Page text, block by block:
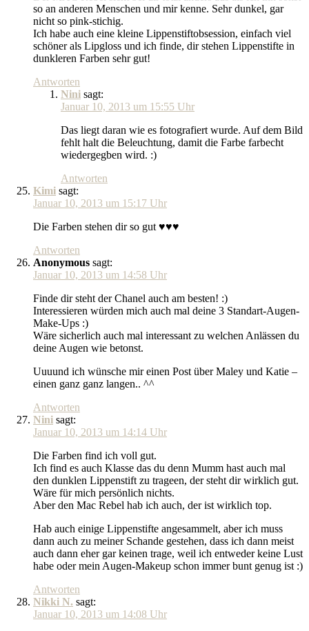
so an anderen Menschen und mir kenne. Sehr dunkel, gar
nicht so pink-stichig.
Ich habe auch eine kleine Lippenstiftobsession, einfach viel
schöner als Lipgloss und ich finde, dir stehen Lippenstifte in
dunkleren Farben sehr gut!
Antworten
Nini sagt:
Januar 10, 2013 um 15:55 Uhr
Das liegt daran wie es fotografiert wurde. Auf dem Bild
fehlt halt die Beleuchtung, damit die Farbe farbecht
wiedergegben wird. :)
Antworten
Kimi sagt:
Januar 10, 2013 um 15:17 Uhr
Die Farben stehen dir so gut ♥♥♥
Antworten
Anonymous sagt:
Januar 10, 2013 um 14:58 Uhr
Finde dir steht der Chanel auch am besten! :)
Interessieren würden mich auch mal deine 3 Standart-Augen-
Make-Ups :)
Wäre sicherlich auch mal interessant zu welchen Anlässen du
deine Augen wie betonst.
Uuuund ich wünsche mir einen Post über Maley und Katie –
einen ganz ganz langen.. ^^
Antworten
Nini sagt:
Januar 10, 2013 um 14:14 Uhr
Die Farben find ich voll gut.
Ich find es auch Klasse das du denn Mumm hast auch mal
den dunklen Lippenstift zu trageen, der steht dir wirklich gut.
Wäre für mich persönlich nichts.
Aber den Mac Rebel hab ich auch, der ist wirklich top.
Hab auch einige Lippenstifte angesammelt, aber ich muss
dann auch zu meiner Schande gestehen, dass ich dann meist
auch dann eher gar keinen trage, weil ich entweder keine Lust
habe oder mein Augen-Makeup schon immer bunt genug ist :)
Antworten
Nikki N. sagt:
Januar 10, 2013 um 14:08 Uhr